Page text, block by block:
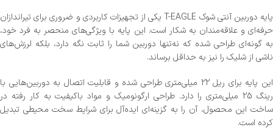
پایه دوربین آنتی شوک T-EAGLE یکی از تجهیزات کاربردی و ضروری برای تیراندازان
حرفه‌ای و علاقه‌مندان به شکار است. این پایه با ویژگی‌های منحصر به فرد خود،
به گونه‌ای طراحی شده که نه‌تنها دوربین شما را ثابت نگه دارد، بلکه لرزش‌های
ناشی از شلیک را نیز به حداقل برساند.
این پایه برای ریل 22 میلی‌متری طراحی شده و قابلیت اتصال به دوربین‌هایی با
رینگ 25 میلی‌متری را دارد. طراحی ارگونومیک و مواد باکیفیت به کار رفته در
ساخت این محصول، آن را به گزینه‌ای ایده‌آل برای شرایط سخت محیطی تبدیل
کرده است.